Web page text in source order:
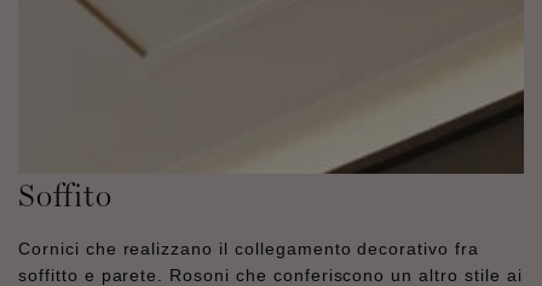
Soffito
Cornici che realizzano il collegamento decorativo fra
soffitto e parete. Rosoni che conferiscono un altro stile ai